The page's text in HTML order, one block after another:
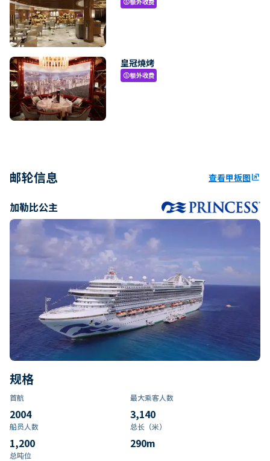
paid
皇冠燒烤
paid额外收费
邮轮信息 查看甲板图ungroup
加勒比公主
规格
首航
2004
最大乘客人数
3,140
船员人数
1,200
总长（米）
290m
总吨位